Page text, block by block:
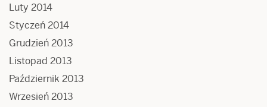
Luty 2014
Styczeń 2014
Grudzień 2013
Listopad 2013
Październik 2013
Wrzesień 2013